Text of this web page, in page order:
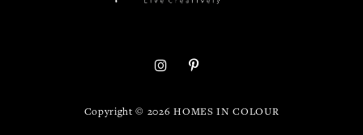
Copyright © 2026HOMES IN COLOUR